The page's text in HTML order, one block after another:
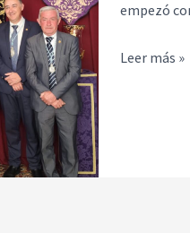
empezó
Torre
Leer más »